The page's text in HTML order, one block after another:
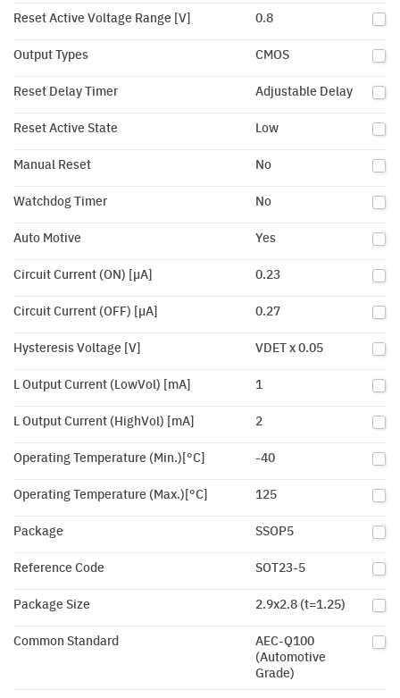
Reset Active Voltage Range [V] 0.8
Output Types CMOS
Reset Delay Timer Adjustable Delay
Reset Active State Low
Manual Reset No
Watchdog Timer No
Auto Motive Yes
Circuit Current (ON) [µA] 0.23
Circuit Current (OFF) [µA] 0.27
Hysteresis Voltage [V] VDET x 0.05
L Output Current (LowVol) [mA] 1
L Output Current (HighVol) [mA] 2
Operating Temperature (Min.)[°C] -40
Operating Temperature (Max.)[°C] 125
Package SSOP5
Reference Code SOT23-5
Package Size 2.9x2.8 (t=1.25)
Common Standard
AEC-Q100
(Automotive
Grade)